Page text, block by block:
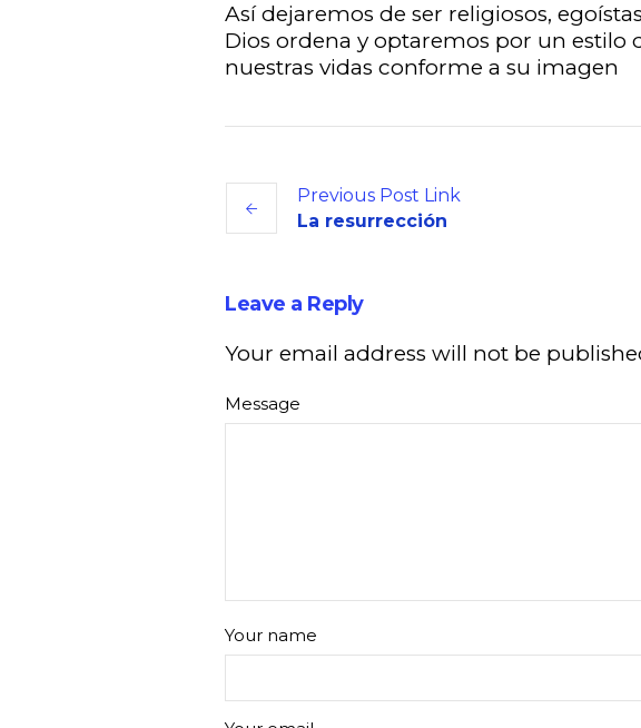
Así dejaremos de ser religiosos,
Dios ordena y optaremos por un estilo
nuestras vidas conforme a su imagen
Previous Post Link
La resurrección
Leave a Reply
Your email address will not be
Message
Your name